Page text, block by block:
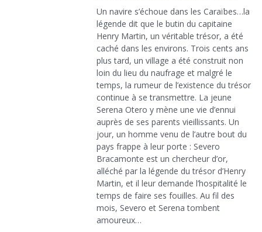
Un navire s’échoue dans les Caraïbes…la
légende dit que le butin du capitaine
Henry Martin, un véritable trésor, a été
caché dans les environs. Trois cents ans
plus tard, un village a été construit non
loin du lieu du naufrage et malgré le
temps, la rumeur de l’existence du trésor
continue à se transmettre. La jeune
Serena Otero y mène une vie d’ennui
auprès de ses parents vieillissants. Un
jour, un homme venu de l’autre bout du
pays frappe à leur porte : Severo
Bracamonte est un chercheur d’or,
alléché par la légende du trésor d’Henry
Martin, et il leur demande l’hospitalité le
temps de faire ses fouilles. Au fil des
mois, Severo et Serena tombent
amoureux…